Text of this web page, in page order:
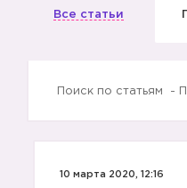
Все статьи
10 марта 2020, 12:16